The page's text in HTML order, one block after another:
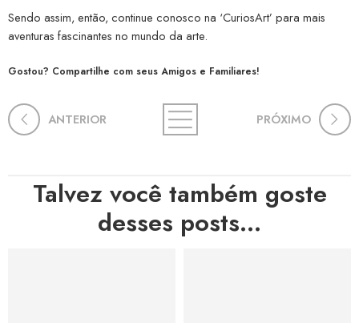
Sendo assim, então, continue conosco na ‘CuriosArt’ para mais
aventuras fascinantes no mundo da arte.
Gostou? Compartilhe com seus Amigos e Familiares!
ANTERIOR PRÓXIMO
Talvez você também goste
desses posts...